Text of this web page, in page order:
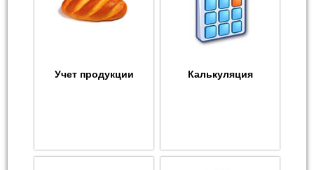
Учет продукции Калькуляция